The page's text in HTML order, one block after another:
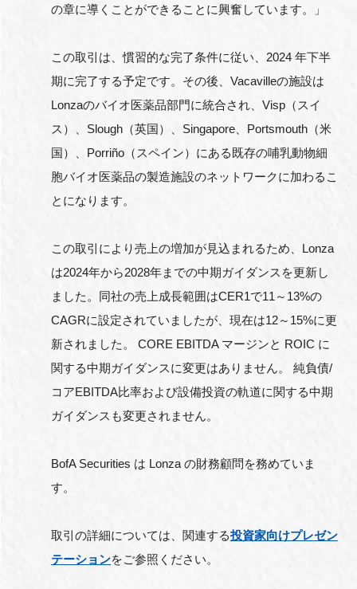
の章に導くことができることに興奮しています。」
この取引は、慣習的な完了条件に従い、2024 年下半
期に完了する予定です。その後、Vacavilleの施設は
Lonzaのバイオ医薬品部門に統合され、Visp（スイ
ス）、Slough（英国）、Singapore、Portsmouth（米
国）、Porriño（スペイン）にある既存の哺乳動物細
胞バイオ医薬品の製造施設のネットワークに加わるこ
とになります。
この取引により売上の増加が見込まれるため、Lonza
は2024年から2028年までの中期ガイダンスを更新し
ました。同社の売上成長範囲はCER1で11～13%の
CAGRに設定されていましたが、現在は12～15%に更
新されました。 CORE EBITDA マージンと ROIC に
関する中期ガイダンスに変更はありません。 純負債/
コアEBITDA比率および設備投資の軌道に関する中期
ガイダンスも変更されません。
BofA Securities は Lonza の財務顧問を務めていま
す。
取引の詳細については、関連する投資家向けプレゼン
テーションをご参照ください。